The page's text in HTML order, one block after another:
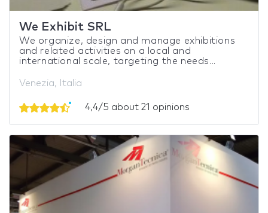
We Exhibit SRL
We organize, design and manage exhibitions
and related activities on a local and
international scale, targeting the needs...
Venezia, Italia
4,4/5 about 21 opinions